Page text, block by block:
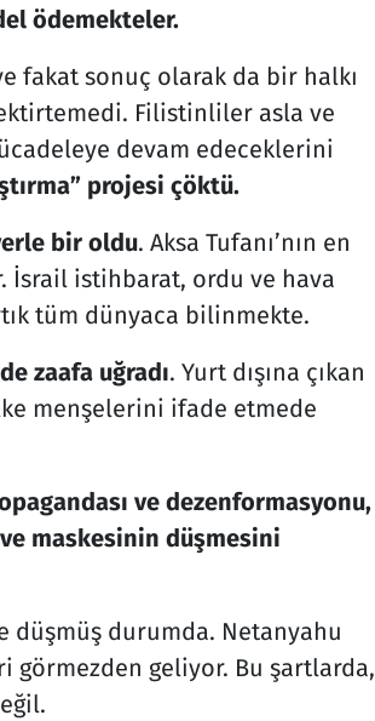
ödemekteler.
fakat sonuç olarak da bir halkı
Filistinliler asla ve
devam edeceklerini
projesi çöktü.
bir oldu. Aksa Tufanı’nın en
İsrail istihbarat, ordu ve hava
tüm dünyaca bilinmekte.
zaafa uğradı. Yurt dışına çıkan
menşelerini ifade etmede
ve dezenformasyonu,
maskesinin düşmesini
durumda. Netanyahu
geliyor. Bu şartlarda,